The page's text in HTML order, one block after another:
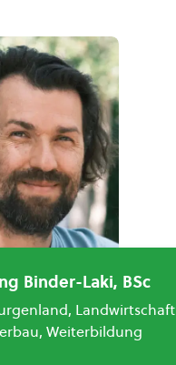
Binder-Laki, BSc
Landwirtschaft
Weiterbildung